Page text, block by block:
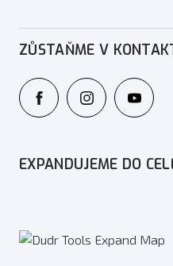
ZŮSTAŇME V
EXPANDUJEME DO